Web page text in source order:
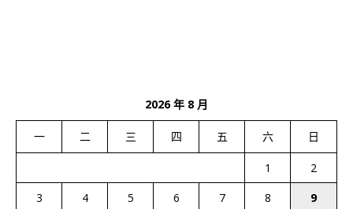
2026 年 8 月
一 二 三 四 五 六 日
1
2
3
4 5 6 7 8
9